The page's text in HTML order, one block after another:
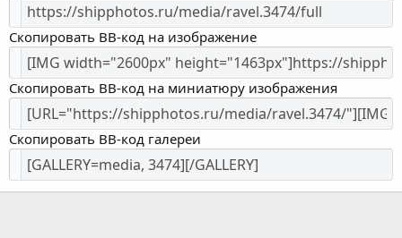
Скопировать BB-код на изображение
Скопировать BB-код на миниатюру изображения
Скопировать BB-код галереи